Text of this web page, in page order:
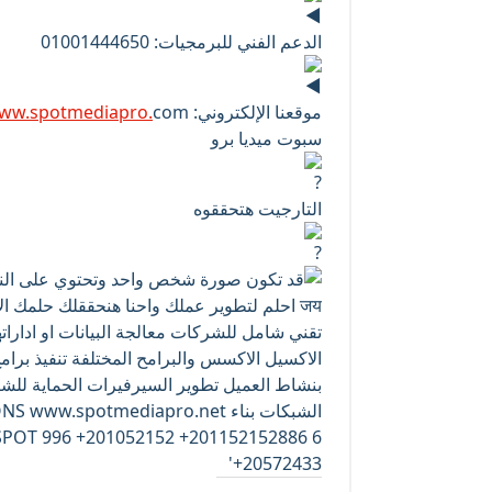
الدعم الفني للبرمجيات: 01001444650
موقعنا الإلكتروني: com
سبوت ميديا برو
التارجيت هتحققوه